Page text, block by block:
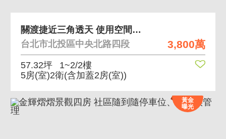
3,800萬
關渡捷近三角透天 使用空間大、近捷運、邊間
台北市北投區中央北路四段
57.32坪
1~2/2樓
5房(室)2衛(含加蓋2房(室))
黃金
曝光